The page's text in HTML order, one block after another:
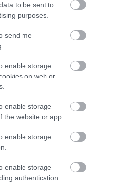
to be sent to
purposes.
send me
enable storage
on web or
enable storage
the website or app.
enable storage
enable storage
authentication
divi cilvēki ar lielu gadu
starpību,” Linda Kalniņa
pirmo reizi publiski